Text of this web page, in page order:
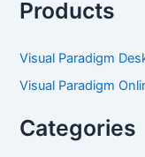
Products
Visual Paradigm
Visual Paradigm
Categories